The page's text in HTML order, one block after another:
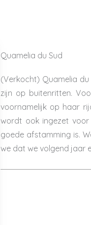
Quamelia du Sud
(Verkocht) Quamelia
zijn op buitenritten.
voornamelijk op haar
wordt ook ingezet
goede afstamming is.
we dat we volgend jaar